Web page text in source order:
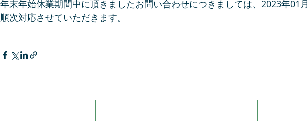
年末年始休業期間中に頂きましたお問い合わせにつきましては、2023年01
順次対応させていただきます。